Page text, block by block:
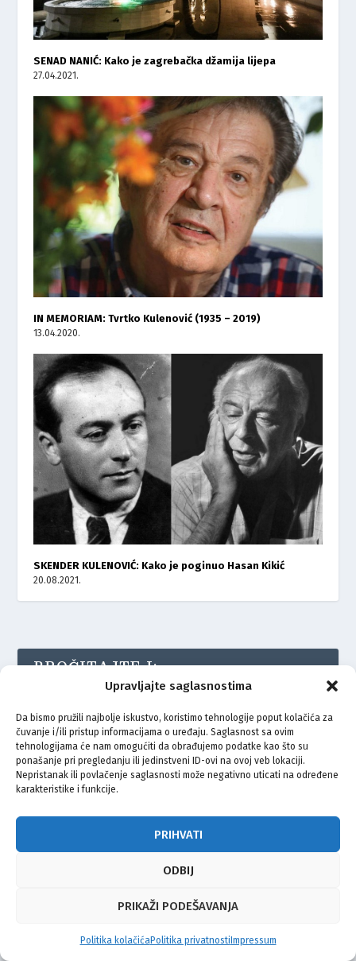
Upravljajte saglasnostima
Da bismo pružili najbolje iskustvo, koristimo tehnologije poput kolačića za
čuvanje i/ili pristup informacijama o uređaju. Saglasnost sa ovim
tehnologijama će nam omogućiti da obrađujemo podatke kao što su
ponašanje pri pregledanju ili jedinstveni ID-ovi na ovoj veb lokaciji.
Nepristanak ili povlačenje saglasnosti može negativno uticati na određene
karakteristike i funkcije.
PRIHVATI
ODBIJ
PRIKAŽI PODEŠAVANJA
Politika kolačićaPolitika privatnosti Impressum
SENAD NANIĆ: Kako je zagrebačka džamija lijepa
27.04.2021.
IN MEMORIAM: Tvrtko Kulenović (1935 – 2019)
13.04.2020.
SKENDER KULENOVIĆ: Kako je poginuo Hasan Kikić
20.08.2021.
PROČITAJTE I: